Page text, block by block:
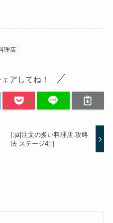
理店
アしてね！
[:ja]注文の多い料理店 攻略
法 ステージ4[:]